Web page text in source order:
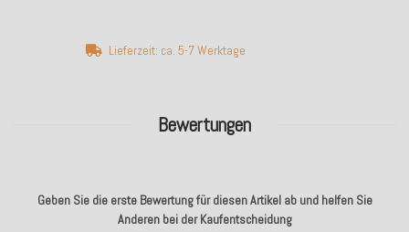
Bewertungen
Geben Sie die erste Bewertung für diesen Artikel ab und helfen Sie
Anderen bei der Kaufentscheidung
Lieferzeit: ca. 5-7 Werktage